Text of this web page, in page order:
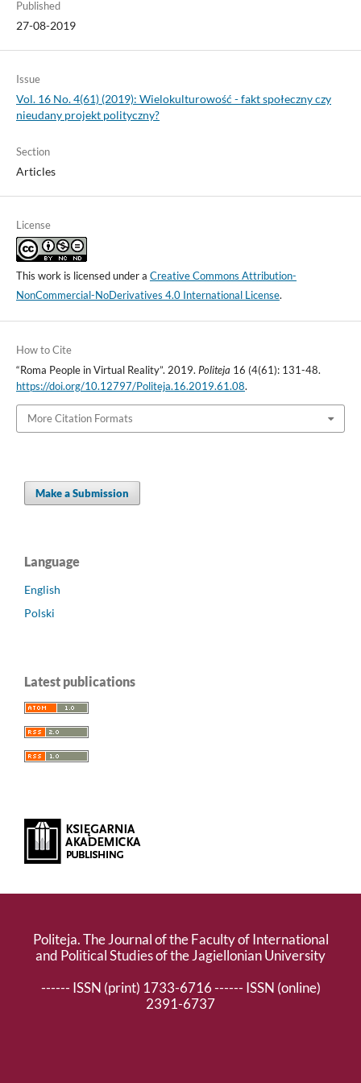
Published
27-08-2019
Issue
Vol. 16 No. 4(61) (2019): Wielokulturowość - fakt społeczny czy
nieudany projekt polityczny?
Section
Articles
License
This work is licensed under a Creative Commons Attribution-
NonCommercial-NoDerivatives 4.0 International License.
How to Cite
“Roma People in Virtual Reality”. 2019. Politeja 16 (4(61): 131-48.
https://doi.org/10.12797/Politeja.16.2019.61.08.
More Citation Formats
Make a Submission
Language
English
Polski
Latest publications
Politeja. The Journal of the Faculty of International
and Political Studies of the Jagiellonian University
------ ISSN (print) 1733-6716 ------ ISSN (online)
2391-6737